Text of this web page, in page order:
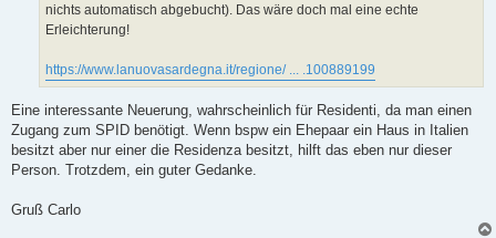
nichts automatisch abgebucht). Das wäre doch mal eine echte
Erleichterung!
https://www.lanuovasardegna.it/regione/ ... .100889199
Eine interessante Neuerung, wahrscheinlich für Residenti, da man einen
Zugang zum SPID benötigt. Wenn bspw ein Ehepaar ein Haus in Italien
besitzt aber nur einer die Residenza besitzt, hilft das eben nur dieser
Person. Trotzdem, ein guter Gedanke.
Gruß Carlo